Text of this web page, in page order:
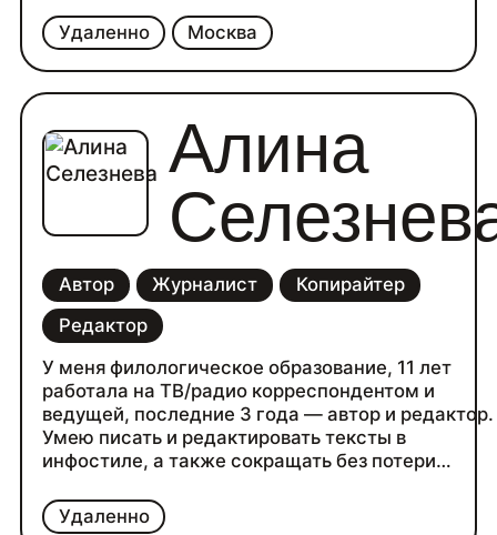
Удаленно Москва
ума и всегда нахожу решения любой
задачи!)
Удаленно
Алина
Автор Журналист
Копирайтер
Редактор
У меня филологическое образование, 11 лет
работала на ТВ/радио корреспондентом и
ведущей, последние 3 года — автор и редактор.
Умею писать и редактировать тексты в
инфостиле, а также сокращать без потери
для IT-компаний и малого бизнеса (кейсы,
статьи, посты). Ниши, с которыми работала: